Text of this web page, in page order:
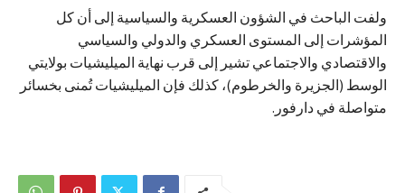
ولفت الباحث في الشؤون العسكرية والسياسية إلى أن كل
المؤشرات إلى المستوى العسكري والدولي والسياسي
والاقتصادي والاجتماعي تشير إلى قرب نهاية الميليشيات بولايتي
الوسط (الجزيرة والخرطوم)، كذلك فإن الميليشيات تُمنى بخسائر
متواصلة في دارفور.